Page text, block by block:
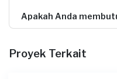
Apakah Anda
Apakah Anda ingin
Proyek Terkait